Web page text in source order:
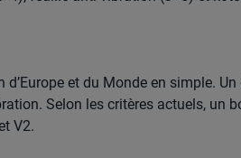
et du Monde en simple.
Selon les critères actuels, un
V2.